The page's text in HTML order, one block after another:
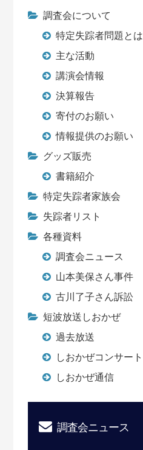
調査会について
特定失踪者問題とは
主な活動
講演会情報
決算報告
寄付のお願い
情報提供のお願い
グッズ販売
書籍紹介
特定失踪者家族会
失踪者リスト
各種資料
調査会ニュース
山本美保さん事件
古川了子さん訴訟
短波放送しおかぜ
過去放送
しおかぜコンサート
しおかぜ通信
調査会ニュース